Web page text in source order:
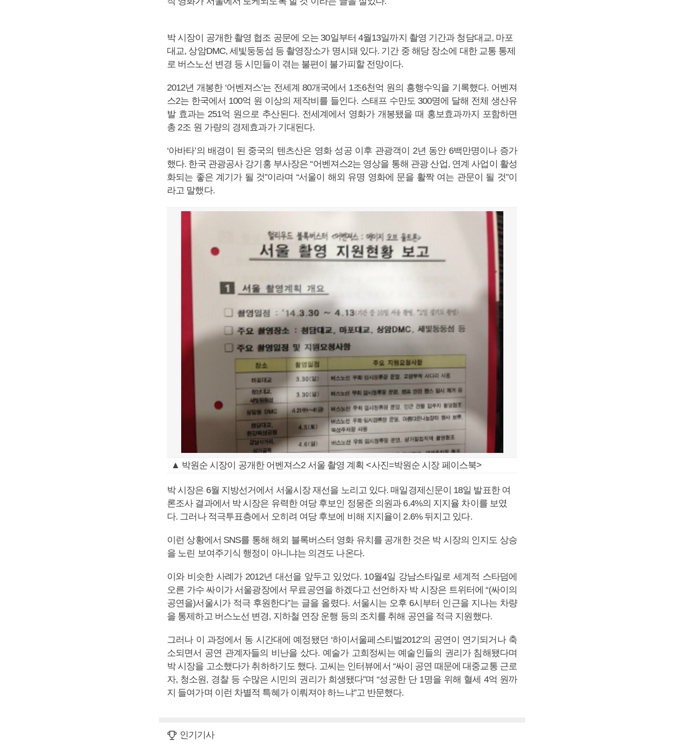
박 시장이 공개한 촬영 협조 공문에 오는 30일부터 4월13일까지 촬영 기간과 청담대교, 마포
대교, 상암DMC, 세빛둥둥섬 등 촬영장소가 명시돼 있다. 기간 중 해당 장소에 대한 교통 통제
로 버스노선 변경 등 시민들이 겪는 불편이 불가피할 전망이다.
2012년 개봉한 ‘어벤져스’는 전세계 80개국에서 1조6천억 원의 흥행수익을 기록했다. 어벤져
스2는 한국에서 100억 원 이상의 제작비를 들인다. 스태프 수만도 300명에 달해 전체 생산유
발 효과는 251억 원으로 추산된다. 전세계에서 영화가 개봉됐을 때 홍보효과까지 포함하면
총 2조 원 가량의 경제효과가 기대된다.
‘아바타’의 배경이 된 중국의 텐츠산은 영화 성공 이후 관광객이 2년 동안 6백만명이나 증가
했다. 한국 관광공사 강기홍 부사장은 “어벤져스2는 영상을 통해 관광 산업, 연계 사업이 활성
화되는 좋은 계기가 될 것”이라며 “서울이 해외 유명 영화에 문을 활짝 여는 관문이 될 것”이
라고 말했다.
▲ 박원순 시장이 공개한 어벤져스2 서울 촬영 계획 <사진=박원순 시장 페이스북>
박 시장은 6월 지방선거에서 서울시장 재선을 노리고 있다. 매일경제신문이 18일 발표한 여
론조사 결과에서 박 시장은 유력한 여당 후보인 정몽준 의원과 6.4%의 지지율 차이를 보였
다. 그러나 적극투표층에서 오히려 여당 후보에 비해 지지율이 2.6% 뒤지고 있다.
이런 상황에서 SNS를 통해 해외 블록버스터 영화 유치를 공개한 것은 박 시장의 인지도 상승
을 노린 보여주기식 행정이 아니냐는 의견도 나온다.
이와 비슷한 사례가 2012년 대선을 앞두고 있었다. 10월4일 강남스타일로 세계적 스타덤에
오른 가수 싸이가 서울광장에서 무료공연을 하겠다고 선언하자 박 시장은 트위터에 “(싸이의
공연을)서울시가 적극 후원한다”는 글을 올렸다. 서울시는 오후 6시부터 인근을 지나는 차량
을 통제하고 버스노선 변경, 지하철 연장 운행 등의 조치를 취해 공연을 적극 지원했다.
그러나 이 과정에서 동 시간대에 예정됐던 ‘하이서울페스티벌2012’의 공연이 연기되거나 축
소되면서 공연 관계자들의 비난을 샀다. 예술가 고희정씨는 예술인들의 권리가 침해됐다며
박 시장을 고소했다가 취하하기도 했다. 고씨는 인터뷰에서 “싸이 공연 때문에 대중교통 근로
자, 청소원, 경찰 등 수많은 시민의 권리가 희생됐다”며 “성공한 단 1명을 위해 혈세 4억 원까
지 들여가며 이런 차별적 특혜가 이뤄져야 하느냐”고 반문했다.
인기기사